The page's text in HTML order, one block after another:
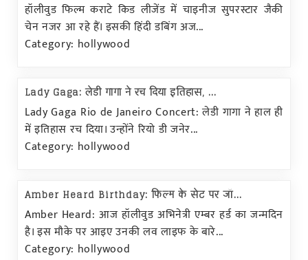
हॉलीवुड फिल्म कराटे किड लीजेंड में चाइनीज सुपरस्टार जैकी
चेन नजर आ रहे हैं। इसकी हिंदी डबिंग अज...
Category: hollywood
Lady Gaga: लेडी गागा ने रच दिया इतिहास, ...
Lady Gaga Rio de Janeiro Concert: लेडी गागा ने हाल ही
में इतिहास रच दिया। उन्होंने रियो डी जनेर...
Category: hollywood
Amber Heard Birthday: फिल्म के सेट पर जॉ...
Amber Heard: आज हॉलीवुड अभिनेत्री एम्बर हर्ड का जन्मदिन
है। इस मौके पर आइए उनकी लव लाइफ के बारे...
Category: hollywood